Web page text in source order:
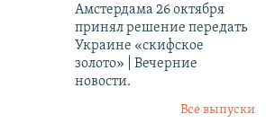
Амстердама 26 октября
принял решение передать
Украине «скифское
золото» | Вечерние
новости.
Все выпуски